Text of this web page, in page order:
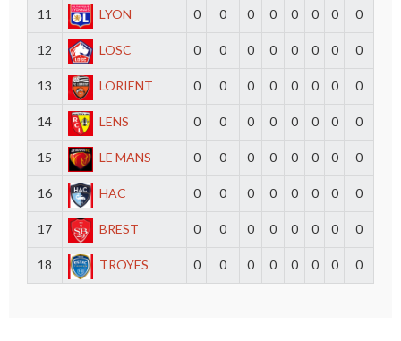
11 LYON 0 0 0 0 0 0 0 0
12 LOSC 0 0 0 0 0 0 0 0
13 LORIENT 0 0 0 0 0 0 0 0
14 LENS 0 0 0 0 0 0 0 0
15 LE MANS 0 0 0 0 0 0 0 0
16 HAC 0 0 0 0 0 0 0 0
17 BREST 0 0 0 0 0 0 0 0
18 TROYES 0 0 0 0 0 0 0 0